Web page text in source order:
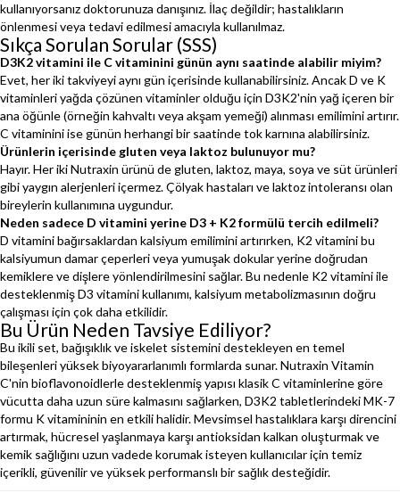
kullanıyorsanız doktorunuza danışınız. İlaç değildir; hastalıkların
önlenmesi veya tedavi edilmesi amacıyla kullanılmaz.
Sıkça Sorulan Sorular (SSS)
D3K2 vitamini ile C vitaminini günün aynı saatinde alabilir miyim?
Evet, her iki takviyeyi aynı gün içerisinde kullanabilirsiniz. Ancak D ve K
vitaminleri yağda çözünen vitaminler olduğu için D3K2'nin yağ içeren bir
ana öğünle (örneğin kahvaltı veya akşam yemeği) alınması emilimini artırır.
C vitaminini ise günün herhangi bir saatinde tok karnına alabilirsiniz.
Ürünlerin içerisinde gluten veya laktoz bulunuyor mu?
Hayır. Her iki Nutraxin ürünü de gluten, laktoz, maya, soya ve süt ürünleri
gibi yaygın alerjenleri içermez. Çölyak hastaları ve laktoz intoleransı olan
bireylerin kullanımına uygundur.
Neden sadece D vitamini yerine D3 + K2 formülü tercih edilmeli?
D vitamini bağırsaklardan kalsiyum emilimini artırırken, K2 vitamini bu
kalsiyumun damar çeperleri veya yumuşak dokular yerine doğrudan
kemiklere ve dişlere yönlendirilmesini sağlar. Bu nedenle K2 vitamini ile
desteklenmiş D3 vitamini kullanımı, kalsiyum metabolizmasının doğru
çalışması için çok daha etkilidir.
Bu Ürün Neden Tavsiye Ediliyor?
Bu ikili set, bağışıklık ve iskelet sistemini destekleyen en temel
bileşenleri yüksek biyoyararlanımlı formlarda sunar. Nutraxin Vitamin
C'nin bioflavonoidlerle desteklenmiş yapısı klasik C vitaminlerine göre
vücutta daha uzun süre kalmasını sağlarken, D3K2 tabletlerindeki MK-7
formu K vitamininin en etkili halidir. Mevsimsel hastalıklara karşı direncini
artırmak, hücresel yaşlanmaya karşı antioksidan kalkan oluşturmak ve
kemik sağlığını uzun vadede korumak isteyen kullanıcılar için temiz
içerikli, güvenilir ve yüksek performanslı bir sağlık desteğidir.